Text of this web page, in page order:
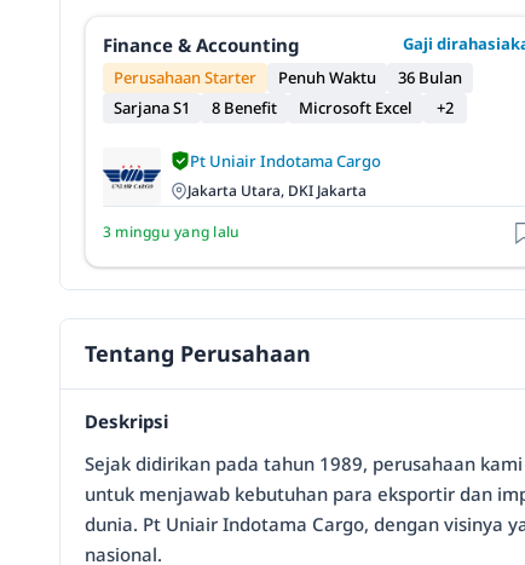
Finance & Accounting
Gaji
Perusahaan Starter
Penuh Waktu
36 Bulan
Sarjana S1
8 Benefit Microsoft Excel +2
Pt Uniair Indotama Cargo
Jakarta Utara, DKI Jakarta
3 minggu yang lalu
Tentang Perusahaan
Deskripsi
Sejak didirikan pada tahun 1989, perusahaan
untuk menjawab kebutuhan para eksportir dan
dunia. Pt Uniair Indotama Cargo, dengan visinya
nasional.